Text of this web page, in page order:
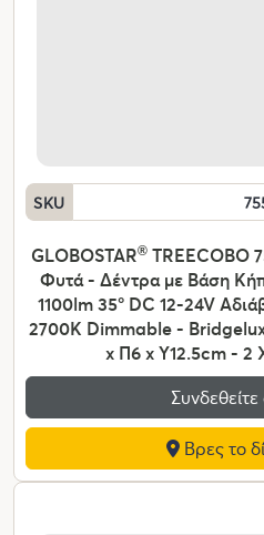
SKU
GLOBOSTAR®TREECOBO
Φυτά - Δέντρα με Βάση
1100lm 35° DC 12-24V
2700K Dimmable -
x Π6 x Υ12.5cm - 2
Βρες το